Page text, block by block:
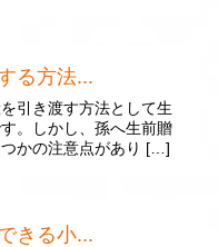
る方法...
引き渡す方法として生
。しかし、孫へ生前贈
かの注意点があり […]
きる小...